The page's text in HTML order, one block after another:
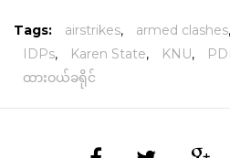
Tags: airstrikes, armed clashes,
IDPs, Karen State, KNU,
ထားဝယ်ခရိုင်